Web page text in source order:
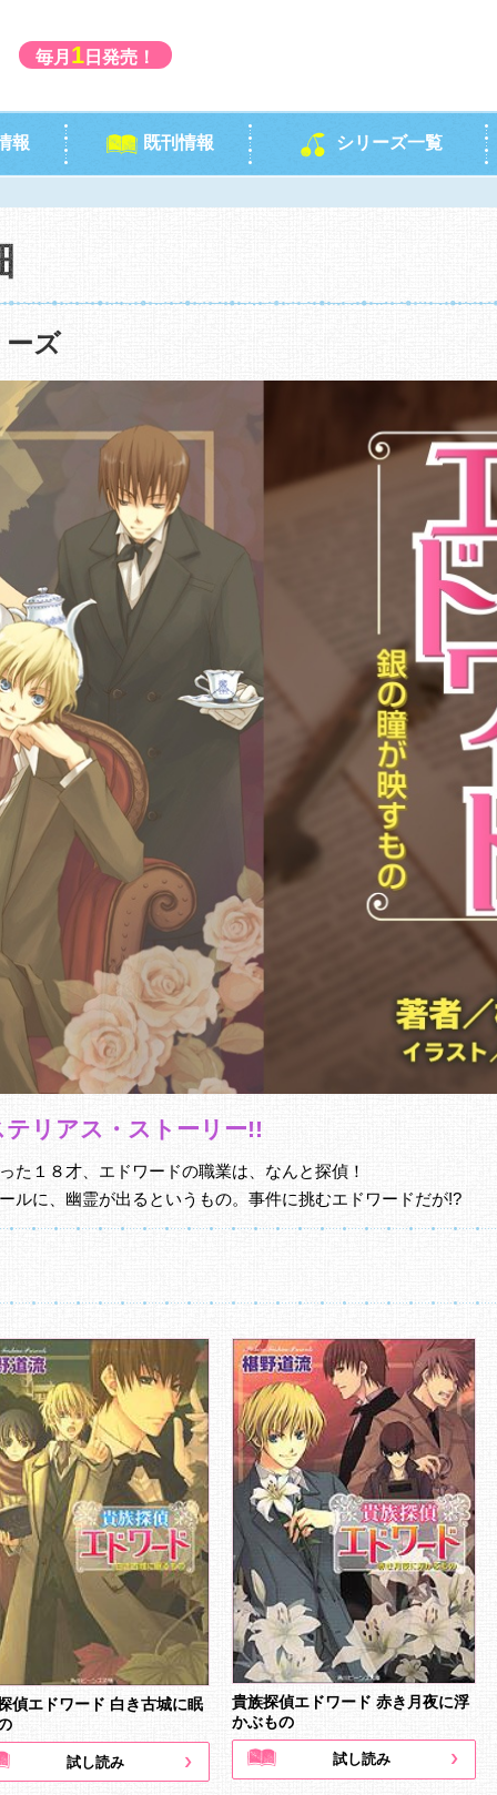
毎月 1 日発売！
報 既刊情報 シリーズ一覧
ーズ
リアス・ストーリー!!
た１８才、エドワードの職業は、なんと探偵！
ルに、幽霊が出るというもの。事件に挑むエドワードだが!?
偵エドワード 白き古城に眠
試し読み
貴族探偵エドワード 赤き月夜に浮
かぶもの
試し読み